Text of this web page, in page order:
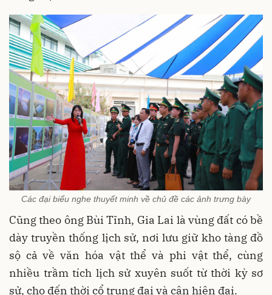
Các đại biểu nghe thuyết minh về chủ đề các ảnh trưng bày
Cũng theo ông Bùi Tĩnh, Gia Lai là vùng đất có bề
dày truyền thống lịch sử, nơi lưu giữ kho tàng đồ
sộ cả về văn hóa vật thể và phi vật thể, cùng
nhiều trầm tích lịch sử xuyên suốt từ thời kỳ sơ
sử, cho đến thời cổ trung đại và cận hiện đại.